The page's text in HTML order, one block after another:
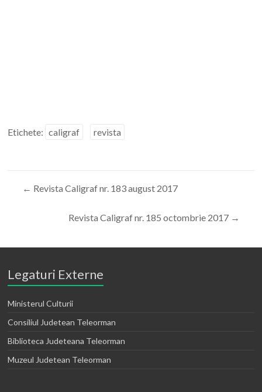
Etichete: caligraf revista
← Revista Caligraf nr. 183 august 2017
Revista Caligraf nr. 185 octombrie 2017 →
Legaturi Externe
Ministerul Culturii
Consiliul Judetean Teleorman
Biblioteca Judeteana Teleorman
Muzeul Judetean Teleorman